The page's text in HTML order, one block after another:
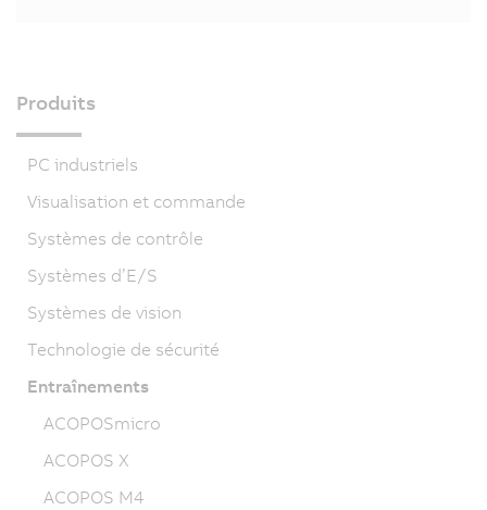
Produits
PC industriels
Visualisation et commande
Systèmes de contrôle
Systèmes d’E/S
Systèmes de vision
Technologie de sécurité
Entraînements
ACOPOSmicro
ACOPOS X
ACOPOS M4